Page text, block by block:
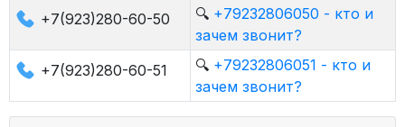
+7(923)280-60-50
🔍 +79232806050 - кто и
зачем звонит?
+7(923)280-60-51
🔍 +79232806051 - кто и
зачем звонит?